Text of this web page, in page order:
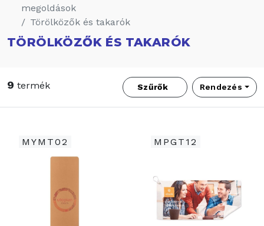
megoldások
Törölközők és takarók
TÖRÖLKÖZŐK ÉS TAKARÓK
9 termék Szűrők Rendezés
MYMT02 MPGT12